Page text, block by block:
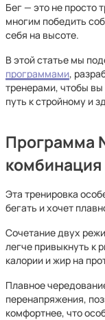
Бег — это не просто
многим победить
себя на высоте.
В этой статье мы
программами,
тренерами, чтобы
путь к стройному и
Программа
комбинация
Эта тренировка
бегать и хочет
Сочетание двух
легче привыкнуть к
калории и жир на
Плавное
перенапряжения,
комфортнее, что